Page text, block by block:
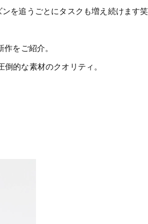
を追うごとにタスクも増え続けます笑
作をご紹介。
的な素材のクオリティ。